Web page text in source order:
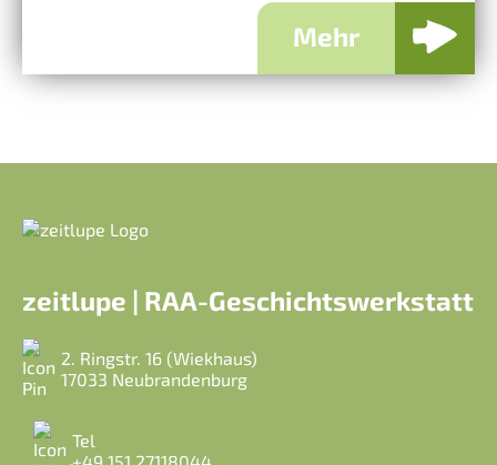
Mehr
zeitlupe | RAA-Geschichtswerkstatt
2. Ringstr. 16 (Wiekhaus)
17033 Neubrandenburg
Tel